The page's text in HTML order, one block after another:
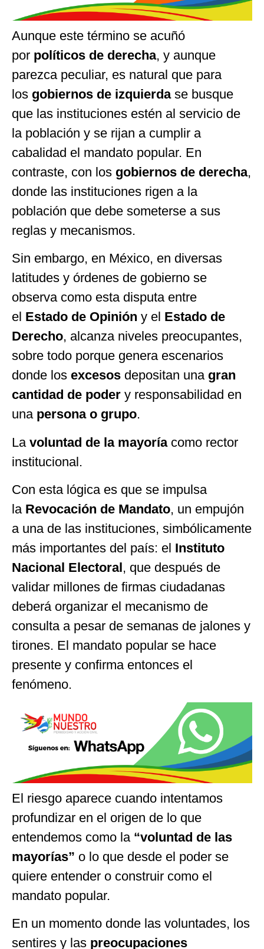
Aunque este término se acuñó
por políticos de derecha, y aunque
parezca peculiar, es natural que para
los gobiernos de izquierdase busque
que las instituciones estén al servicio de
la población y se rijan a cumplir a
cabalidad el mandato popular. En
contraste, con los gobiernos de derecha,
donde las instituciones rigen a la
población que debe someterse a sus
reglas y mecanismos.
Sin embargo, en México, en diversas
latitudes y órdenes de gobierno se
observa como esta disputa entre
el Estado de Opinión y el Estado de
Derecho, alcanza niveles preocupantes,
sobre todo porque genera escenarios
donde los excesos depositan una gran
cantidad de poder y responsabilidad en
una persona o grupo.
La voluntad de la mayoríacomo rector
institucional.
Con esta lógica es que se impulsa
la Revocación de Mandato, un empujón
a una de las instituciones, simbólicamente
más importantes del país: el Instituto
Nacional Electoral, que después de
validar millones de firmas ciudadanas
deberá organizar el mecanismo de
consulta a pesar de semanas de jalones y
tirones. El mandato popular se hace
presente y confirma entonces el
fenómeno.
El riesgo aparece cuando intentamos
profundizar en el origen de lo que
entendemos como la “voluntad de las
mayorías” o lo que desde el poder se
quiere entender o construir como el
mandato popular.
En un momento donde las voluntades, los
sentires y las preocupaciones